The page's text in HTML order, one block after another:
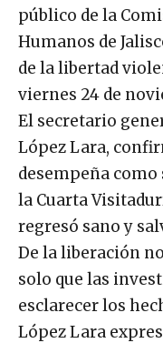
público de la
Humanos de
de la libertad
viernes 24 de
El secretario
López Lara,
desempeña
la Cuarta
regresó sano y
De la liberación
solo que las
esclarecer los
López Lara